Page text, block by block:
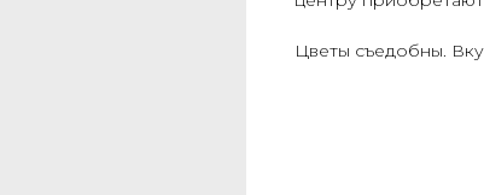
Цветы съедобны.